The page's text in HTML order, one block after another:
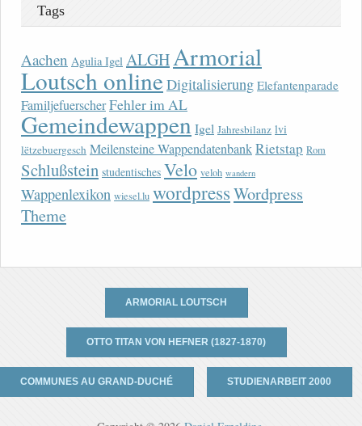
Tags
Aachen Agulia Igel ALGHArmorial
Loutsch onlineDigitalisierung Elefantenparade
FamiljefuerscherFehler im AL
Gemeindewappen Igel Jahresbilanz lvi
lëtzebuergesch Meilensteine WappendatenbankRietstap Rom
Schlußstein studentisches Velo veloh wandern
Wappenlexikon wiesel.lu wordpressWordpress
Theme
ARMORIAL LOUTSCH
OTTO TITAN VON HEFNER (1827-1870)
COMMUNES AU GRAND-DUCHÉ STUDIENARBEIT 2000